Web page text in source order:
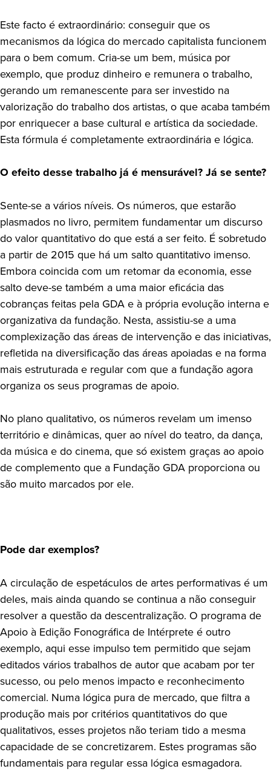
Este facto é extraordinário: conseguir que os
mecanismos da lógica do mercado capitalista funcionem
para o bem comum. Cria-se um bem, música por
exemplo, que produz dinheiro e remunera o trabalho,
gerando um remanescente para ser investido na
valorização do trabalho dos artistas, o que acaba também
por enriquecer a base cultural e artística da sociedade.
Esta fórmula é completamente extraordinária e lógica.
O efeito desse trabalho já é mensurável? Já se sente?
Sente-se a vários níveis. Os números, que estarão
plasmados no livro, permitem fundamentar um discurso
do valor quantitativo do que está a ser feito. É sobretudo
a partir de 2015 que há um salto quantitativo imenso.
Embora coincida com um retomar da economia, esse
salto deve-se também a uma maior eficácia das
cobranças feitas pela GDA e à própria evolução interna e
organizativa da fundação. Nesta, assistiu-se a uma
complexização das áreas de intervenção e das iniciativas,
refletida na diversificação das áreas apoiadas e na forma
mais estruturada e regular com que a fundação agora
organiza os seus programas de apoio.
No plano qualitativo, os números revelam um imenso
território e dinâmicas, quer ao nível do teatro, da dança,
da música e do cinema, que só existem graças ao apoio
de complemento que a Fundação GDA proporciona ou
são muito marcados por ele.
Pode dar exemplos?
A circulação de espetáculos de artes performativas é um
deles, mais ainda quando se continua a não conseguir
resolver a questão da descentralização. O programa de
Apoio à Edição Fonográfica de Intérprete é outro
exemplo, aqui esse impulso tem permitido que sejam
editados vários trabalhos de autor que acabam por ter
sucesso, ou pelo menos impacto e reconhecimento
comercial. Numa lógica pura de mercado, que filtra a
produção mais por critérios quantitativos do que
qualitativos, esses projetos não teriam tido a mesma
capacidade de se concretizarem. Estes programas são
fundamentais para regular essa lógica esmagadora.